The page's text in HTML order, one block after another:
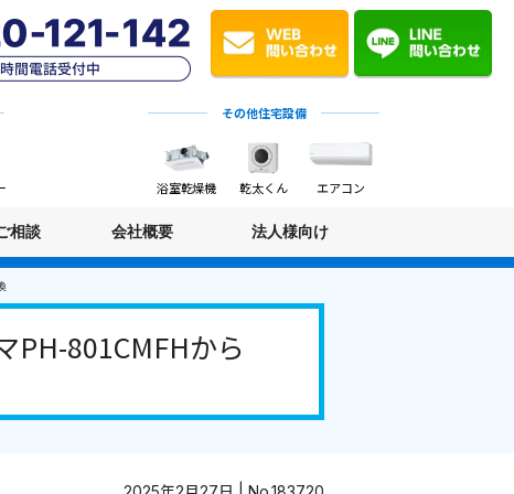
その他住宅設備
浴室乾燥機 乾太くん エアコン
相談 会社概要 法人様向け
PH-801CMFHから